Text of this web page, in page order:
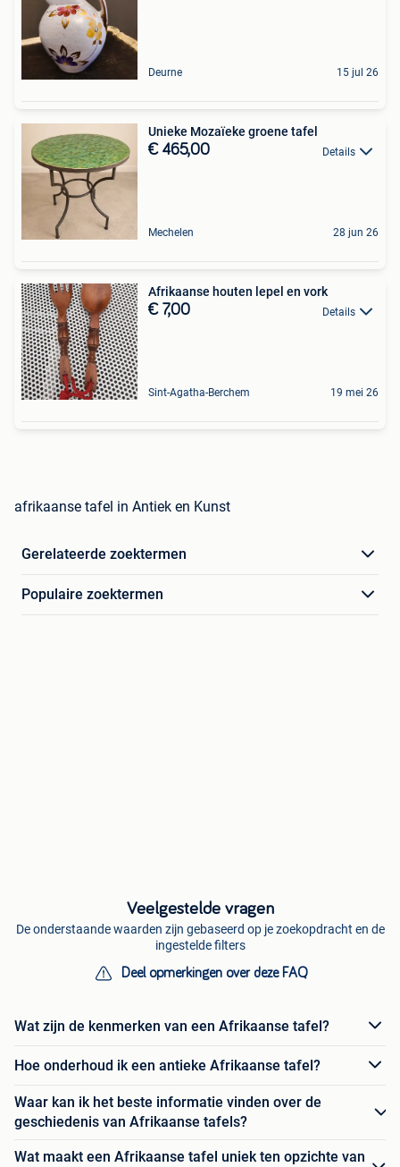
Deurne 15 jul 26
Unieke Mozaïeke groene tafel
€ 465,00 Details
Mechelen 28 jun 26
Afrikaanse houten lepel en vork
€ 7,00 Details
Sint-Agatha-Berchem 19 mei 26
afrikaanse tafel in Antiek en Kunst
Gerelateerde zoektermen
Populaire zoektermen
Veelgestelde vragen
De onderstaande waarden zijn gebaseerd op je zoekopdracht en de
ingestelde filters
Deel opmerkingen over deze FAQ
Wat zijn de kenmerken van een Afrikaanse tafel?
Hoe onderhoud ik een antieke Afrikaanse tafel?
Waar kan ik het beste informatie vinden over de
geschiedenis van Afrikaanse tafels?
Wat maakt een Afrikaanse tafel uniek ten opzichte van